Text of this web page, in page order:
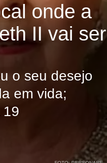
onde a
II vai ser
o seu desejo
em vida;
19